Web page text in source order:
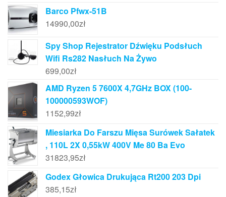
Barco Pfwx-51B
14990,00zł
Spy Shop Rejestrator Dźwięku Podsłuch
Wifi Rs282 Nasłuch Na Żywo
699,00zł
AMD Ryzen 5 7600X 4,7GHz BOX (100-
100000593WOF)
1152,99zł
Miesiarka Do Farszu Mięsa Surówek Sałatek
, 110L 2X 0,55kW 400V Me 80 Ba Evo
31823,95zł
Godex Głowica Drukująca Rt200 203 Dpi
385,15zł